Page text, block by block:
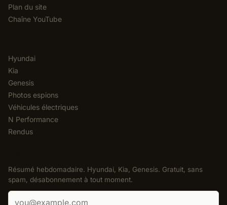
Plan du site
Chaîne YouTube
Hyundai
Kia
Genesis
Photos espions
Véhicules électriques
N Performance
Rendus
Résumé hebdomadaire. Hyundai, Kia, Genesis. Gratuit, sans
spam, désabonnement à tout moment.
Adresse e-mail